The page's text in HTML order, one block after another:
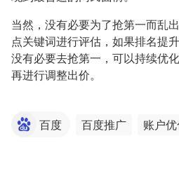
当然，没有必要为了抢第一而乱
点关键词进行评估，如果排名提
没有必要去抢第一，可以持续优
再进行调整出价。
百度 百度推广 账户